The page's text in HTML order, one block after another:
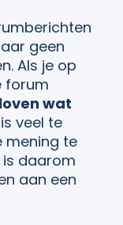
geen
Als je op
forum
wat
veel te
mening te
is daarom
aan een